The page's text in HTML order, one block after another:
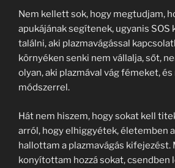
Nem kellett sok, hogy megtudjam,
apukájának segítenek, ugyanis SOS
találni, aki plazmavágással
környéken senki nem vállalja, sőt,
olyan, aki plazmával vág fémeket,
módszerrel.
Hát nem hiszem, hogy sokat kell
arról, hogy elhiggyétek, életemben
hallottam a plazmavágás kifejezést.
konyítottam hozzá sokat, csendben